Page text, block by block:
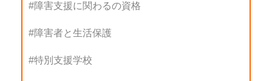
障害支援に関わるの資格
障害者と生活保護
特別支援学校